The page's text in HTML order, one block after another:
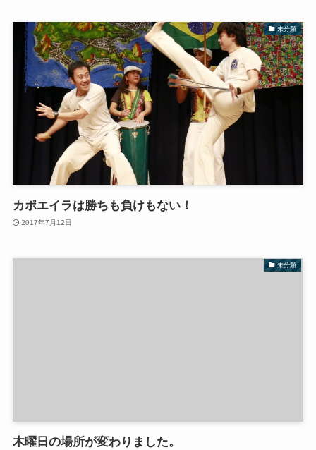
未分類
カポエイラは勝ちも負けもない！
2017年7月12日
未分類
木曜日の場所が変わりました。